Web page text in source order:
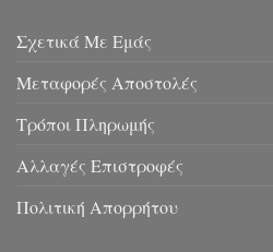
Σχετικά Με Εμάς
Μεταφορές Αποστολές
Τρόποι Πληρωμής
Αλλαγές Επιστροφές
Πολιτική Απορρήτου